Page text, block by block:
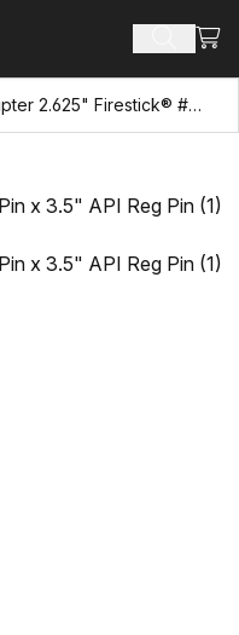
Pretraži
Adapter 2.625" Firestick® #750 Pin x 3.5" API Reg Pin